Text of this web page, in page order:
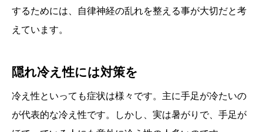
するためには、自律神経の乱れを整える事が大切だと考
えています。
隠れ冷え性には対策を
冷え性といっても症状は様々です。主に手足が冷たいの
が代表的な冷え性です。しかし、実は暑がりで、手足が